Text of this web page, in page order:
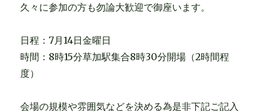
久々に参加の方も勿論大歓迎で御座います。
日程：7月14日金曜日
時間：8時15分草加駅集合8時30分開場（2時間程
度）
会場の規模や雰囲気などを決める為是非下記ご記入